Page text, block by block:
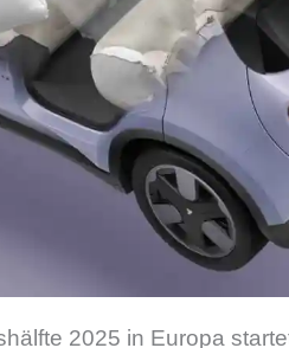
2025 in Europa